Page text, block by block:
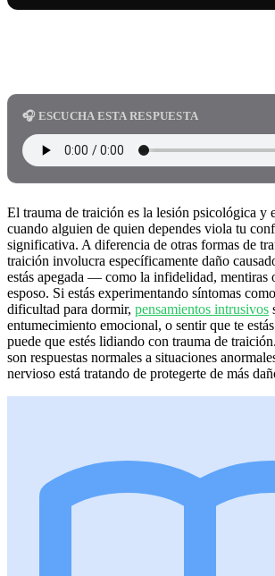
🎧 ESCUCHA ESTA RESPUESTA
El trauma de traición es la lesión psicológica y
cuando alguien de quien dependes viola tu
significativa. A diferencia de otras formas de
traición involucra específicamente daño
estás apegada — como la infidelidad, mentiras
esposo. Si estás experimentando síntomas
dificultad para dormir, pensamientos intrusivos
entumecimiento emocional, o sentir que te
puede que estés lidiando con trauma de
son respuestas normales a situaciones
nervioso está tratando de protegerte de más